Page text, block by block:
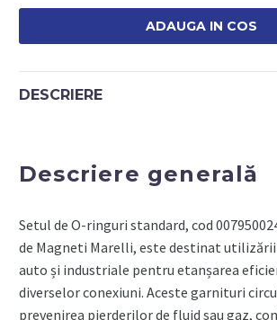
O-
RINGURI
STANDARD
MAGNETI
ADAUGA IN COS
DESCRIERE
Descriere generală
Setul de O-ringuri standard, cod
de Magneti Marelli, este destinat
auto și industriale pentru etanșarea
diverselor conexiuni. Aceste garnituri
prevenirea pierderilor de fluid sau gaz,